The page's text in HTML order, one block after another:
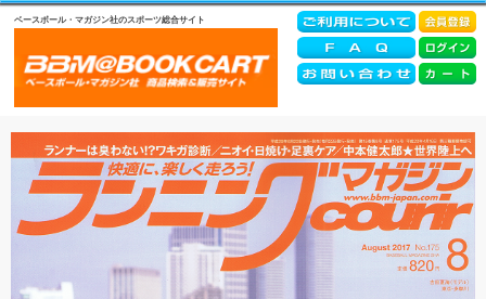
ベースボール・マガジン社のスポーツ総合サイト